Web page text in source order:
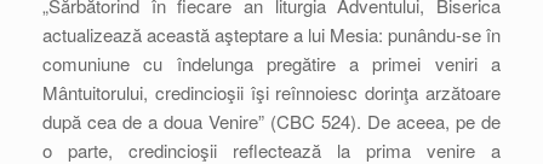
„Sărbătorind în fiecare an liturgia Adventului, Biserica
actualizează această aşteptare a lui Mesia: punându-se în
comuniune cu îndelunga pregătire a primei veniri a
Mântuitorului, credincioşii îşi reînnoiesc dorinţa arzătoare
după cea de a doua Venire” (CBC 524). De aceea, pe de
o parte, credincioşii reflectează la prima venire a